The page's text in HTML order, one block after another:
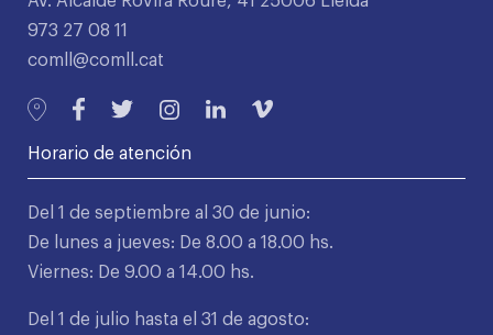
973 27 08 11
comll@comll.cat
Horario de atención
Del 1 de septiembre al 30 de junio:
De lunes a jueves: De 8.00 a 18.00 hs.
Viernes: De 9.00 a 14.00 hs.
Del 1 de julio hasta el 31 de agosto: